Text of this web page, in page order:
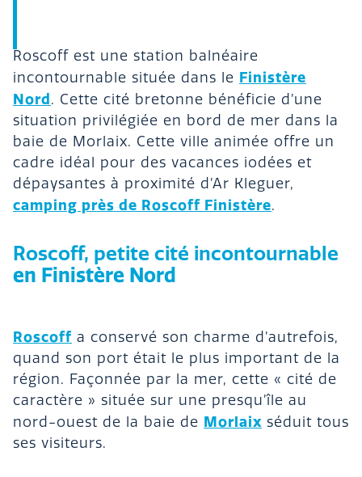
Roscoff est une station balnéaire
incontournable située dans le Finistère
Nord. Cette cité bretonne bénéficie d’une
situation privilégiée en bord de mer dans la
baie de Morlaix. Cette ville animée offre un
cadre idéal pour des vacances iodées et
dépaysantes à proximité d’Ar Kleguer,
camping près de Roscoff Finistère.
Roscoff, petite cité incontournable
en Finistère Nord
Roscoff a conservé son charme d’autrefois,
quand son port était le plus important de la
région. Façonnée par la mer, cette « cité de
caractère » située sur une presqu’île au
nord-ouest de la baie de Morlaix séduit tous
ses visiteurs.